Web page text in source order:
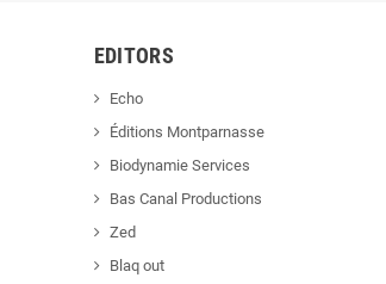
EDITORS
Echo
Éditions Montparnasse
Biodynamie Services
Bas Canal Productions
Zed
Blaq out